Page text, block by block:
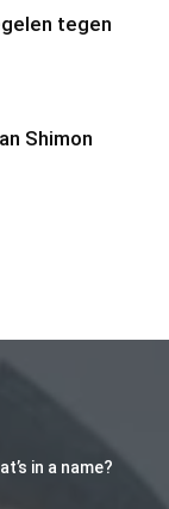
tegen
Shimon
in a name?